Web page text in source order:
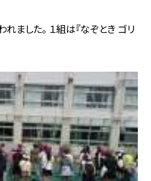
ました。 １組は『なぞとき ゴリ